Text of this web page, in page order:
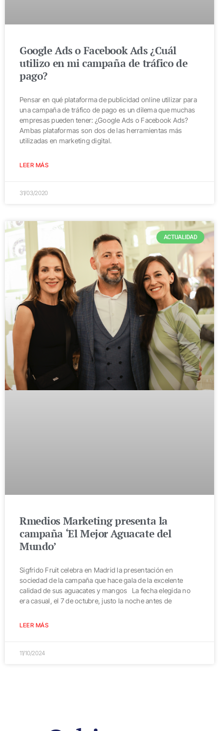
Google Ads o Facebook Ads ¿Cuál
utilizo en mi campaña de tráfico de
pago?
Pensar en qué plataforma de publicidad online utilizar para
una campaña de tráfico de pago es un dilema que muchas
empresas pueden tener: ¿Google Ads o Facebook Ads?
Ambas plataformas son dos de las herramientas más
utilizadas en marketing digital.
LEER MÁS
31/03/2020
ACTUALIDAD
Rmedios Marketing presenta la
campaña ‘El Mejor Aguacate del
Mundo’
Sigfrido Fruit celebra en Madrid la presentación en
sociedad de la campaña que hace gala de la excelente
calidad de sus aguacates y mangos La fecha elegida no
era casual, el 7 de octubre, justo la noche antes de
LEER MÁS
11/10/2024